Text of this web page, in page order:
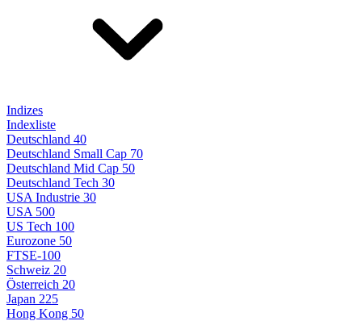
Indizes
Indexliste
Deutschland 40
Deutschland Small Cap 70
Deutschland Mid Cap 50
Deutschland Tech 30
USA Industrie 30
USA 500
US Tech 100
Eurozone 50
FTSE-100
Schweiz 20
Österreich 20
Japan 225
Hong Kong 50